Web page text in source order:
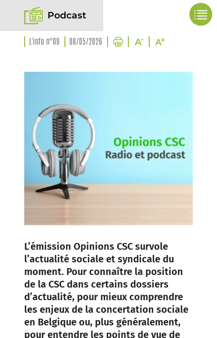
Podcast
L'info n°09 08/05/2026
L’émission Opinions CSC survole
l’actualité sociale et syndicale du
moment. Pour connaître la position
de la CSC dans certains dossiers
d’actualité, pour mieux comprendre
les enjeux de la concertation sociale
en Belgique ou, plus généralement,
pour entendre les points de vue de